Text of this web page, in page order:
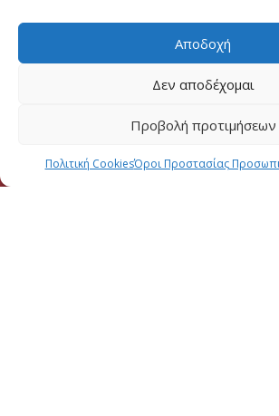
Αποδοχή
Δεν αποδέχομαι
Προβολή προτιμήσεων
Πολιτική CookiesΌροι Προστασίας